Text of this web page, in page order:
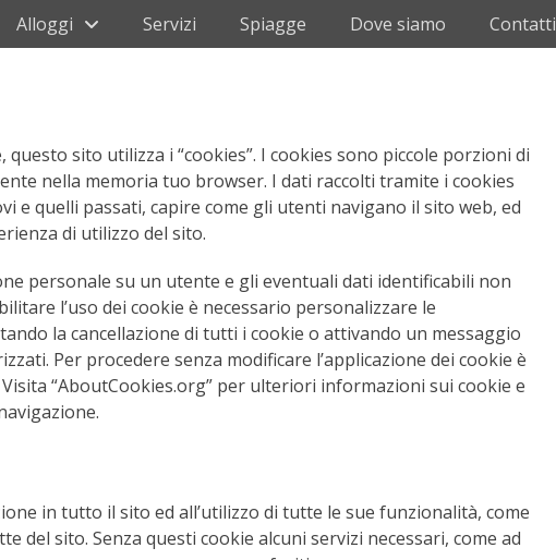
Alloggi Servizi Spiagge Dove siamo Contatti
sito utilizza i “cookies”. I cookies sono piccole porzioni di
nella memoria tuo browser. I dati raccolti tramite i cookies
quelli passati, capire come gli utenti navigano il sito web, ed
di utilizzo del sito.
personale su un utente e gli eventuali dati identificabili non
l’uso dei cookie è necessario personalizzare le
la cancellazione di tutti i cookie o attivando un messaggio
Per procedere senza modificare l’applicazione dei cookie è
“AboutCookies.org” per ulteriori informazioni sui cookie e
in tutto il sito ed all’utilizzo di tutte le sue funzionalità, come
del sito. Senza questi cookie alcuni servizi necessari, come ad